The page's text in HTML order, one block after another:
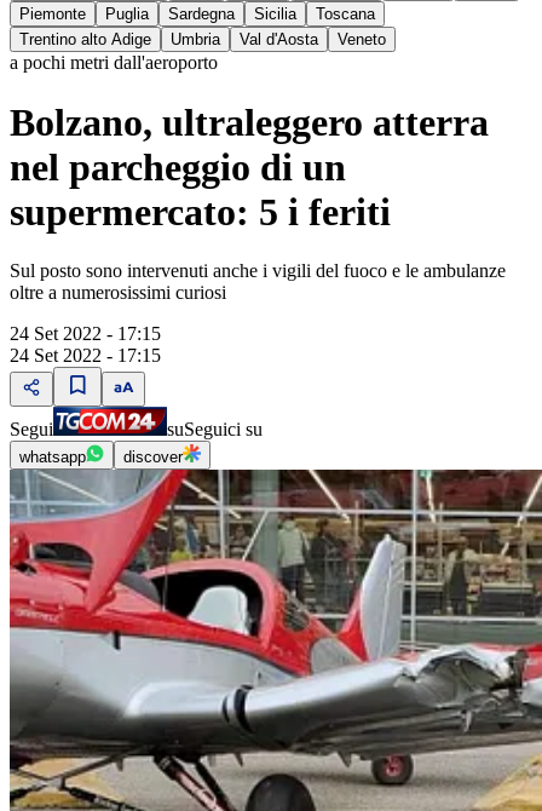
Piemonte
Puglia Sardegna Sicilia
Toscana
Trentino alto Adige
Umbria Val d'Aosta Veneto
a pochi metri dall'aeroporto
Bolzano, ultraleggero atterra
nel parcheggio di un
supermercato: 5 i feriti
Sul posto sono intervenuti anche i vigili del fuoco e le ambulanze
oltre a numerosissimi curiosi
24 Set 2022 - 17:15
24 Set 2022 - 17:15
Segui suSeguici su
whatsapp discover